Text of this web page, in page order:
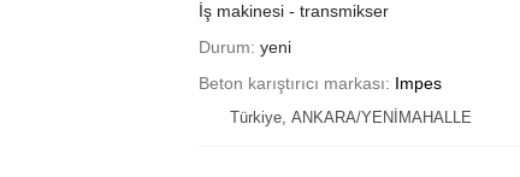
İş makinesi - transmikser
Durum yeni
Beton karıştırıcı markası
Impes
Türkiye, ANKARA/YENİMAHALLE